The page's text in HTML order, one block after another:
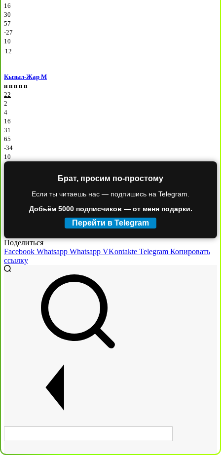
16
30
57
-27
10
12
Кызыл-Жар М
н п п п п
22
2
4
16
31
65
-34
10
Брат, просим по-простому
Если ты читаешь нас — подпишись на Telegram.
Добьём 5000 подписчиков — от меня подарки.
Перейти в Telegram
Поделиться
Facebook Whatsapp Whatsapp VKontakte Telegram Копировать
ссылку